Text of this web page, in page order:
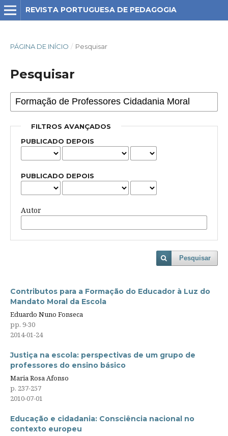
REVISTA PORTUGUESA DE PEDAGOGIA
PÁGINA DE INÍCIO / Pesquisar
Pesquisar
FILTROS AVANÇADOS
PUBLICADO DEPOIS
PUBLICADO DEPOIS
Autor
Pesquisar
Contributos para a Formação do Educador à Luz do
Mandato Moral da Escola
Eduardo Nuno Fonseca
pp. 9-30
2014-01-24
Justiça na escola: perspectivas de um grupo de
professores do ensino básico
Maria Rosa Afonso
p. 237-257
2010-07-01
Educação e cidadania: Consciência nacional no
contexto europeu